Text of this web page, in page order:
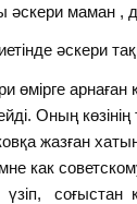
әскери маман ,
әскери
өмірге
Оның
жазған
как
соғыстан